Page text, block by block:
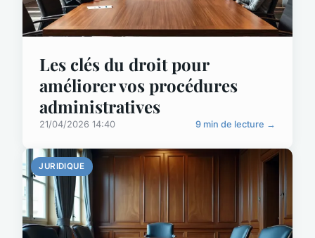
Les clés du droit pour
améliorer vos procédures
administratives
21/04/2026 14:40 9 min de lecture →
JURIDIQUE